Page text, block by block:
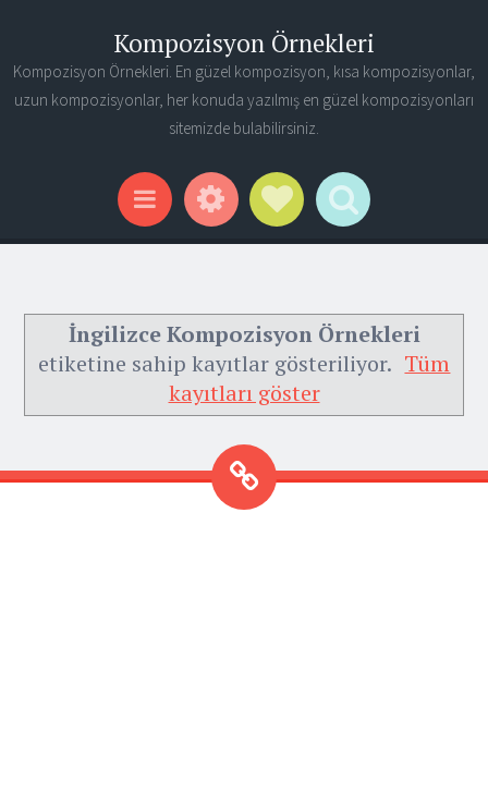
Kompozisyon Örnekleri
Kompozisyon Örnekleri. En güzel kompozisyon, kısa kompozisyonlar,
uzun kompozisyonlar, her konuda yazılmış en güzel kompozisyonları
sitemizde bulabilirsiniz.
Menu WidgetsSocial Links
Search
İngilizce Kompozisyon Örnekleri
etiketine sahip kayıtlar gösteriliyor. Tüm
kayıtları göster